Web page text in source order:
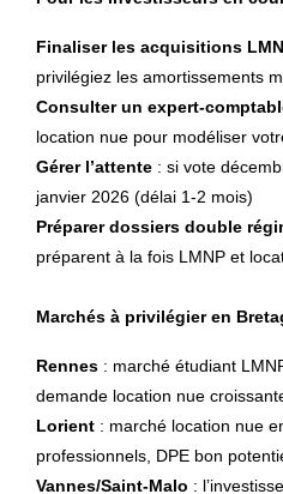
Finaliser les acquisitions
privilégiez les amortissements
Consulter un expert-
location nue pour modéliser
Gérer l’attente : si vote
janvier 2026 (délai 1-2 mois)
Préparer dossiers double
préparent à la fois LMNP et
Marchés à privilégier en
Rennes : marché étudiant
demande location nue
Lorient : marché location nue
professionnels, DPE bon
Vannes/Saint-Malo :